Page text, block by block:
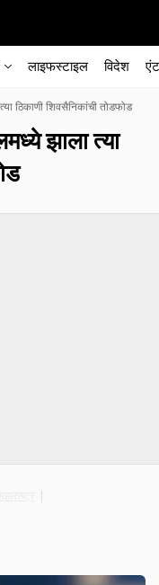
लाइफस्टाइल विदेश
ठिकाणी शिवसैनिकांची तोडफोड
झाला त्या